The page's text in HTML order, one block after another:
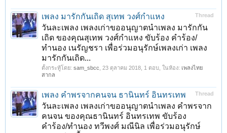
Thread
เพลง มารักกันเถิด สุเทพ วงศ์กำแหง
วันละเพลง เพลงเก่าขออนุญาตนำเพลง มารักกัน
เถิด ของคุณสุเทพ วงศ์กำแหง ขับร้อง คำร้อง/
ทำนอง เนรัญชรา เพื่อร่วมอนุรักษ์เพลงเก่า เพลง
มารักกันเถิด...
ตั้งกระทู้โดย: sam_sbcc 23 ตุลาคม 2018 , 1 ตอบ, ในห้อง: เพลงไทย
สากล
Thread
เพลง คำพรจากคนจน ธานินทร์ อินทรเทพ
วันละเพลง เพลงเก่าขออนุญาตนำเพลง คำพรจาก
คนจน ของคุณธานินทร์ อินทรเทพ ขับร้อง
คำร้อง/ทำนอง ทวีพงศ์ มณีนิล เพื่อร่วมอนุรักษ์